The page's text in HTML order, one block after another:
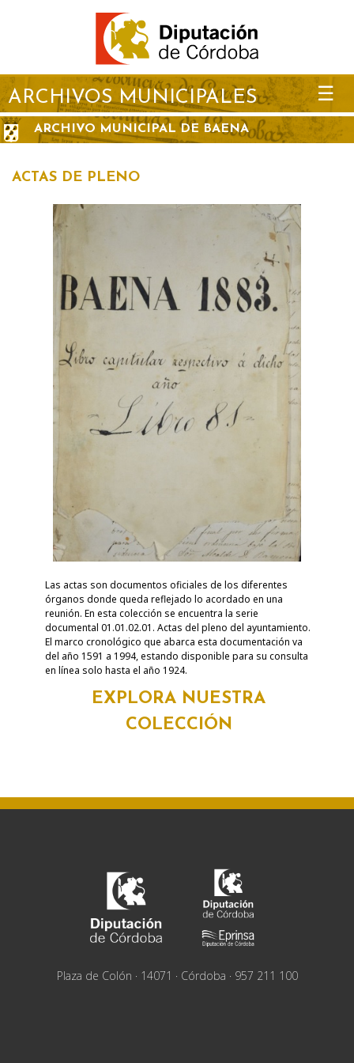
ARCHIVOS MUNICIPALES ☰
ARCHIVO MUNICIPAL DE BAENA
ACTAS DE PLENO
Las actas son documentos oficiales de los diferentes
órganos donde queda reflejado lo acordado en una
reunión. En esta colección se encuentra la serie
documental 01.01.02.01. Actas del pleno del ayuntamiento.
El marco cronológico que abarca esta documentación va
del año 1591 a 1994, estando disponible para su consulta
en línea solo hasta el año 1924.
EXPLORA NUESTRA
COLECCIÓN
Plaza de Colón · 14071 · Córdoba · 957 211 100